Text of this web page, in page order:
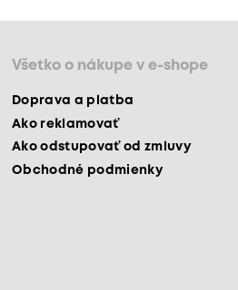
Všetko o nákupe v e-shope
Doprava a platba
Ako reklamovať
Ako odstupovať od zmluvy
Obchodné podmienky